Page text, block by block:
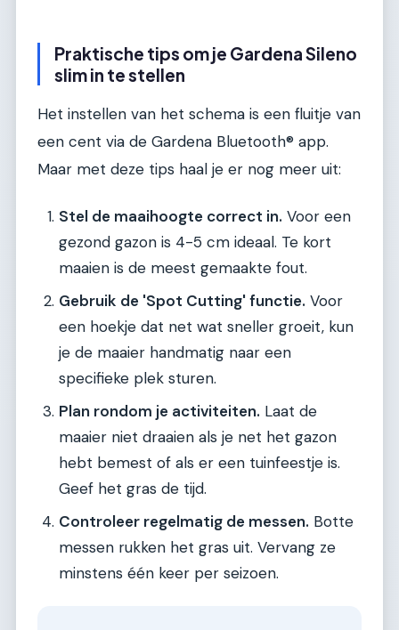
Praktische tips om je Gardena Sileno
slim in te stellen
Het instellen van het schema is een fluitje van
een cent via de Gardena Bluetooth® app.
Maar met deze tips haal je er nog meer uit:
Stel de maaihoogte correct in. Voor een
gezond gazon is 4-5 cm ideaal. Te kort
maaien is de meest gemaakte fout.
Gebruik de 'Spot Cutting' functie. Voor
een hoekje dat net wat sneller groeit, kun
je de maaier handmatig naar een
specifieke plek sturen.
Plan rondom je activiteiten. Laat de
maaier niet draaien als je net het gazon
hebt bemest of als er een tuinfeestje is.
Geef het gras de tijd.
Controleer regelmatig de messen. Botte
messen rukken het gras uit. Vervang ze
minstens één keer per seizoen.